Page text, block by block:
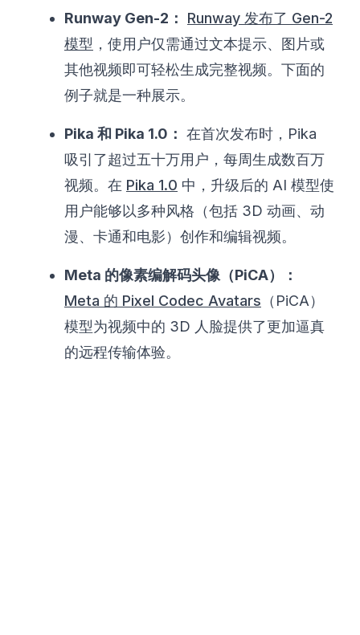
Runway Gen-2：
Runway 发布了 Gen-2
模型 ，使用户仅需通过文本提示、图片或
其他视频即可轻松生成完整视频。下面的
例子就是一种展示。
Pika 和 Pika 1.0： 在首次发布时，Pika
吸引了超过五十万用户，每周生成数百万
视频。在 Pika 1.0 中，升级后的 AI 模型使
用户能够以多种风格（包括 3D 动画、动
漫、卡通和电影）创作和编辑视频。
Meta 的像素编解码头像（PiCA）：
Meta 的 Pixel Codec Avatars （PiCA）
模型为视频中的 3D 人脸提供了更加逼真
的远程传输体验。